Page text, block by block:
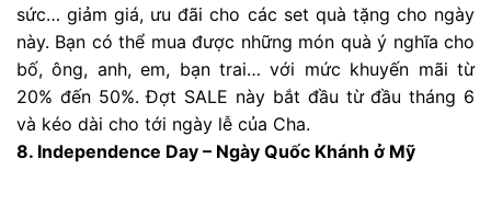
sức… giảm giá, ưu đãi cho các set quà tặng cho ngày
này. Bạn có thể mua được những món quà ý nghĩa cho
bố, ông, anh, em, bạn trai… với mức khuyến mãi từ
20% đến 50%. Đợt SALE này bắt đầu từ đầu tháng 6
và kéo dài cho tới ngày lễ của Cha.
8. Independence Day – Ngày Quốc Khánh ở Mỹ